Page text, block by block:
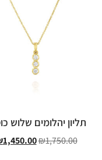
תליון יהלומים שלוש
₪1,750.00
1,450.00